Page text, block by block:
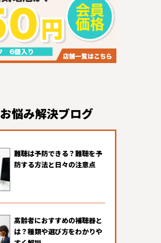
お悩み解決ブログ
難聴は予防できる？難聴を予
防する方法と日々の注意点
高齢者におすすめの補聴器と
は？種類や選び方をわかりや